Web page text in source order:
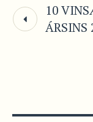
10
ÁRSINS